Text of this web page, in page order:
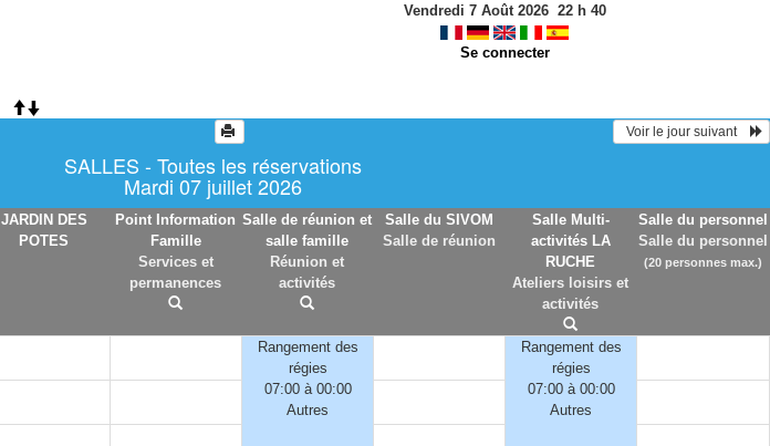
Vendredi 7 Août 2026 22h 40
Se connecter
  Voir le jour suivant
SALLES - Toutes les réservations
Mardi 07 juillet 2026
JARDIN DES
POTES
Point Information
Famille
Services et
permanences
Salle de réunion et
salle famille
Réunion et
activités
Salle du SIVOM
Salle de réunion
Salle Multi-
activités LA
RUCHE
Ateliers loisirs et
activités
Salle du personnel
Salle du personnel
(20 personnes max.)
Rangement des
régies
07:00 à 00:00
Autres
Rangement des
régies
07:00 à 00:00
Autres